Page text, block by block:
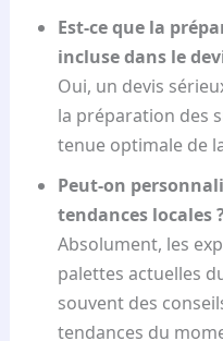
Est-ce que la
incluse dans le
Oui, un devis
la préparation des
tenue optimale de
Peut-on
tendances locales ?
Absolument, les
palettes actuelles
souvent des
tendances du